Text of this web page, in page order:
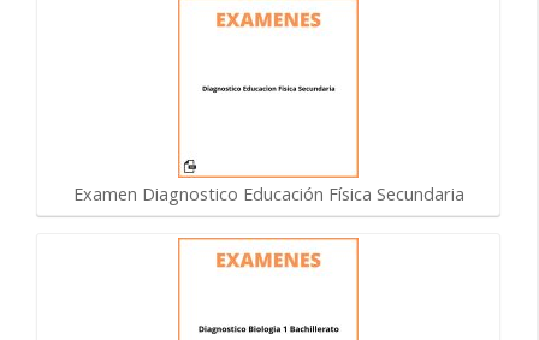
Examen Diagnostico Educación Física Secundaria